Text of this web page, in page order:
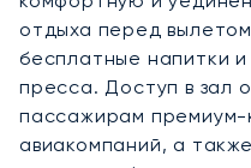
отдыха перед
бесплатные напитки и
пресса. Доступ в зал
пассажирам премиум-
авиакомпаний, а